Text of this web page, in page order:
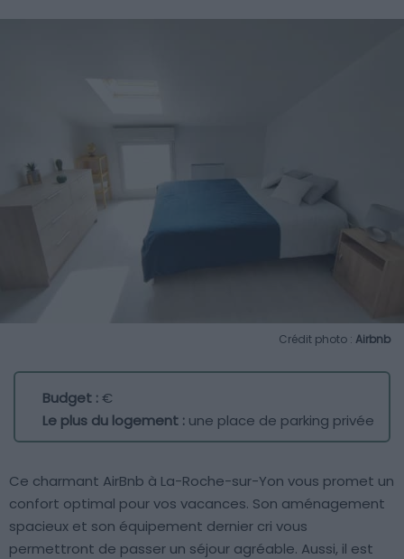
Crédit photo : Airbnb
Budget :€
Le plus du logement : une place de parking privée
Ce charmant AirBnb à La-Roche-sur-Yon vous promet un
confort optimal pour vos vacances. Son aménagement
spacieux et son équipement dernier cri vous
permettront de passer un séjour agréable. Aussi, il est